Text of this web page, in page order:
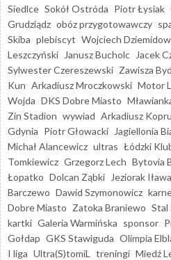
Siedlce Sokół Ostróda Piotr Łysiak
Grudziądz obóz przygotowawczy
Skiba plebiscyt Wojciech
Leszczyński
Janusz Bucholc Jacek
Sylwester Czereszewski Zawisza
Kun Arkadiusz Mroczkowski Motor
Wojda DKS Dobre Miasto
Zin Stadion wywiad Arkadiusz
Gdynia Piotr Głowacki Jagiellonia
Michał Alancewicz ultras Łódzki
Tomkiewicz Grzegorz Lech Bytovia
Łopatko Dolcan Ząbki Jeziorak Iława
Barczewo Dawid Szymonowicz
Dobre Miasto Zatoka Braniewo Stal
kartki Galeria Warmińska sponsor
Gołdap GKS Stawiguda Olimpia
I liga Ultra(S)tomiL treningi Miedź